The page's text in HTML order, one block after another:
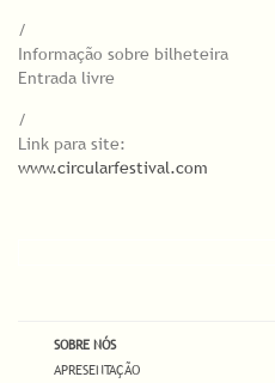
/
Informação sobre bilheteira
Entrada livre
/
Link para site:
www.circularfestival.com
SOBRE NÓS
APRESENTAÇÃO